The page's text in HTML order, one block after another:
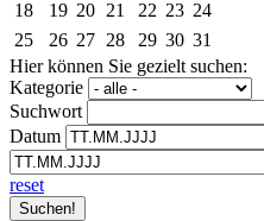
18
19 20 21 22 23 24
25
26 27 28 29 30 31
Hier können Sie gezielt suchen:
Kategorie
Suchwort
Datum
reset